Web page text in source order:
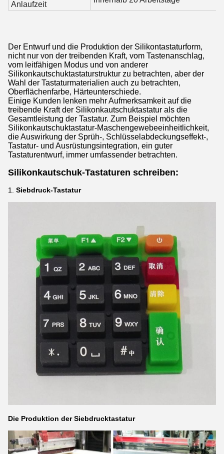
Anlaufzeit
Der Entwurf und die Produktion der Silikontastaturform,
nicht nur von der treibenden Kraft, vom Tastenanschlag,
vom leitfähigen Modus und von anderer
Silikonkautschuktastaturstruktur zu betrachten, aber der
Wahl der Tastaturmaterialien auch zu betrachten,
Oberflächenfarbe, Härteunterschiede.
Einige Kunden lenken mehr Aufmerksamkeit auf die
treibende Kraft der Silikonkautschuktastatur als die
Gesamtleistung der Tastatur. Zum Beispiel möchten
Silikonkautschuktastatur-Maschengewebeeinheitlichkeit,
die Auswirkung der Sprüh-, Schlüsselabdeckungseffekt-,
Tastatur- und Ausrüstungsintegration, ein guter
Tastaturentwurf, immer umfassender betrachten.
Silikonkautschuk-Tastaturen schreiben:
1. Siebdruck-Tastatur
Die Produktion der Siebdrucktastatur